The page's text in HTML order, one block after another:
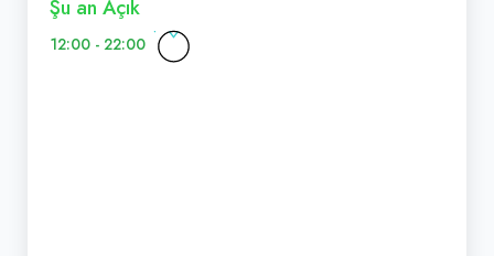
Şu an Açık
12:00 - 22:00